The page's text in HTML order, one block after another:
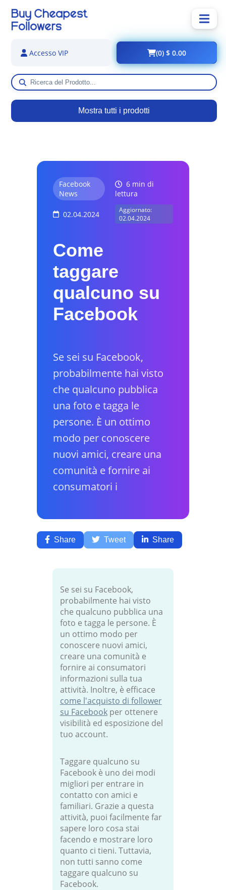
Mostra tutti i prodotti
Accesso VIP (0) $ 0.00
Facebook
News
6 min di
lettura
02.04.2024
Aggiornato:
02.04.2024
Come
taggare
qualcuno su
Facebook
Se sei su Facebook,
probabilmente hai visto
che qualcuno pubblica
una foto e tagga le
persone. È un ottimo
modo per conoscere
nuovi amici, creare una
comunità e fornire ai
consumatori i
Share Tweet Share
Se sei su Facebook,
probabilmente hai visto
che qualcuno pubblica una
foto e tagga le persone. È
un ottimo modo per
conoscere nuovi amici,
creare una comunità e
fornire ai consumatori
informazioni sulla tua
attività. Inoltre, è efficace
come l'acquisto di follower
su Facebookper ottenere
visibilità ed esposizione del
tuo account.
Taggare qualcuno su
Facebook è uno dei modi
migliori per entrare in
contatto con amici e
familiari. Grazie a questa
attività, puoi facilmente far
sapere loro cosa stai
facendo e mostrare loro
quanto ci tieni. Tuttavia,
non tutti sanno come
taggare qualcuno su
Facebook.